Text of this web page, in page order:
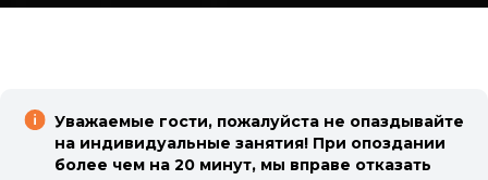
Уважаемые гости, пожалуйста не опаздывайте
на индивидуальные занятия! При опоздании
более чем на 20 минут, мы вправе отказать